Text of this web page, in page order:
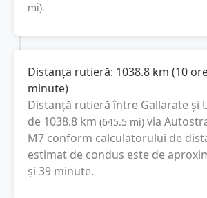
mi).
Distanța rutieră: 1038.8 km (10
minute)
Distanță rutieră între Gallarate și
de 1038.8 km (645.5 mi) via
M7 conform calculatorului de
estimat de condus este de
și 39 minute.